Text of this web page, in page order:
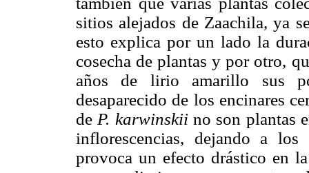
sitios alejados de Zaachila, ya
esto explica por un lado la
cosecha de plantas y por otro,
años de lirio amarillo sus
desaparecido de los encinares
deP. karwinskiino son plantas
inflorescencias, dejando a
provoca un efecto drástico en